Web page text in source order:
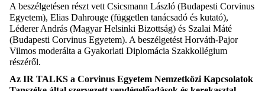
A beszélgetésen részt vett Csicsmann László (Budapesti Corvinus
Egyetem), Elias Dahrouge (független tanácsadó és kutató),
Léderer András (Magyar Helsinki Bizottság) és Szalai Máté
(Budapesti Corvinus Egyetem). A beszélgetést Horváth-Pajor
Vilmos moderálta a Gyakorlati Diplomácia Szakkollégium
részéről.
Az IR TALKS a Corvinus Egyetem Nemzetközi Kapcsolatok